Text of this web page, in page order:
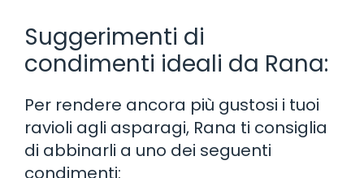
Suggerimenti di
condimenti ideali da Rana:
Per rendere ancora più gustosi i tuoi
ravioli agli asparagi, Rana ti consiglia
di abbinarli a uno dei seguenti
condimenti: